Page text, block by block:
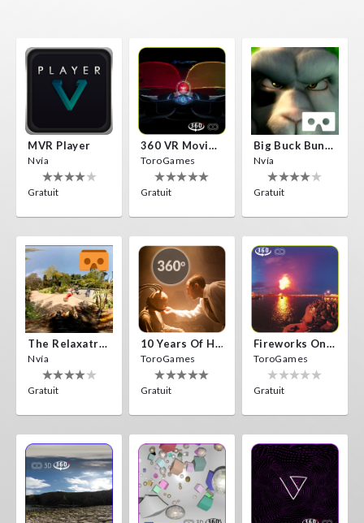
MVR Player
Nvía
Gratuit
360 VR Movie Experience
ToroGames
Gratuit
Big Buck Bunny
Nvía
Gratuit
The Relaxatron
Nvía
Gratuit
10 Years Of Horror Nights
ToroGames
Gratuit
Fireworks On Victory Day
ToroGames
Gratuit